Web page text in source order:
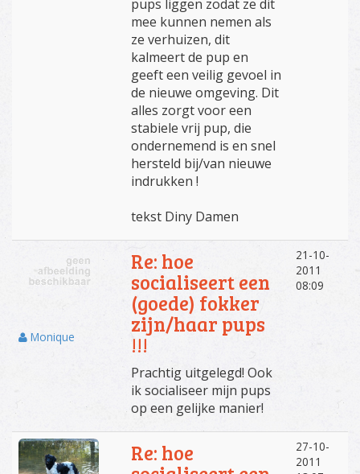
pups liggen zodat ze dit
mee kunnen nemen als
ze verhuizen, dit
kalmeert de pup en
geeft een veilig gevoel in
de nieuwe omgeving. Dit
alles zorgt voor een
stabiele vrij pup, die
ondernemend is en snel
hersteld bij/van nieuwe
indrukken !
tekst Diny Damen
Monique
Re: hoe
socialiseert een
(goede) fokker
zijn/haar pups
!!!
Prachtig uitgelegd! Ook
ik socialiseer mijn pups
op een gelijke manier!
21-10-
2011
08:09
Re: hoe
27-10-
2011